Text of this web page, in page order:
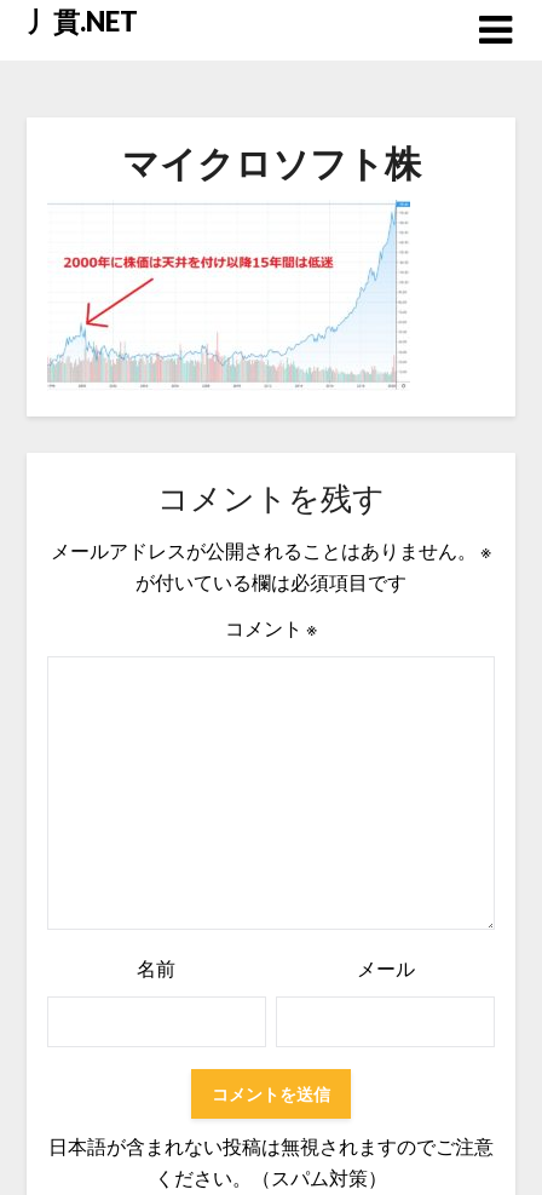
Skip丿貫.NET
マイクロソフト株
コメントを残す
メールアドレスが公開されることはありません。
※
が付いている欄は必須項目です
コメント ※
名前 メール
日本語が含まれない投稿は無視されますのでご注意
ください。（スパム対策）